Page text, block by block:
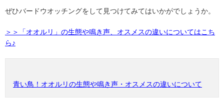
ぜひバードウオッチングをして見つけてみてはいかがでしょうか。
＞＞「オオルリ」の生態や鳴き声、オスメスの違いについてはこち
ら♪
青い鳥！オオルリの生態や鳴き声・オスメスの違いについて